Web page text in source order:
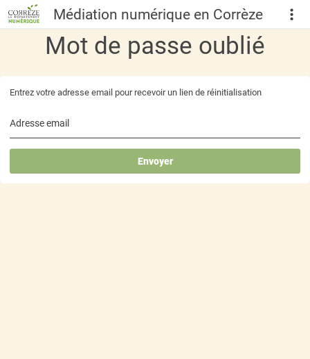
Médiation numérique en Corrèze
Mot de passe oublié
Entrez votre adresse email pour recevoir un lien de réinitialisation
Adresse email
Envoyer